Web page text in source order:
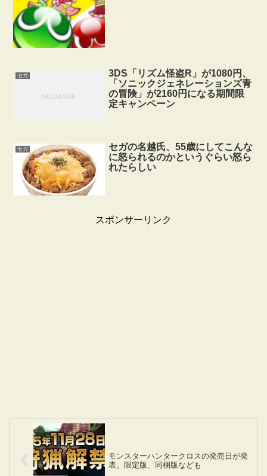
セガ
3DS「リズム怪盗R」が1080円、
「ソニックジェネレーションズ青
の冒険」が2160円になる期間限
定キャンペーン
セガ
セガの名越氏、55歳にしてこんな
に怒られるのかというぐらい怒ら
れたらしい
スポンサーリンク
モンスターハンタークロスの発売日が発
表。限定版、同梱版なども